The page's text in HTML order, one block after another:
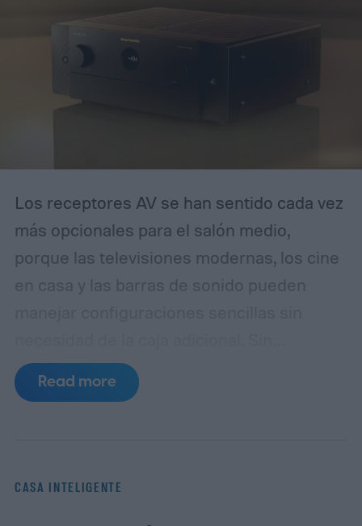
Los receptores AV se han sentido cada vez
más opcionales para el salón medio,
porque las televisiones modernas, los cine
en casa y las barras de sonido pueden
embargo, la última gama CINEMA Series 2
de Marantz te obliga a prestar atención a
Read more
CASA INTELIGENTE